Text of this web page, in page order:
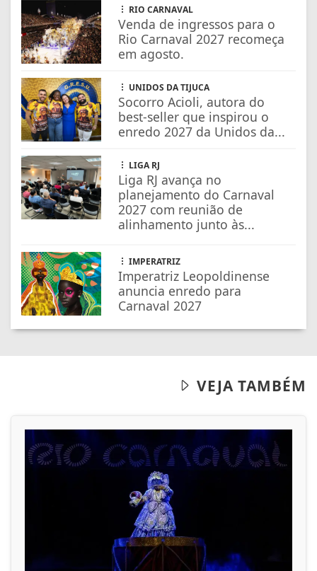
RIO CARNAVAL
Venda de ingressos para o
Rio Carnaval 2027 recomeça
em agosto.
UNIDOS DA TIJUCA
Socorro Acioli, autora do
best-seller que inspirou o
enredo 2027 da Unidos da...
LIGA RJ
Liga RJ avança no
planejamento do Carnaval
2027 com reunião de
alinhamento junto às...
IMPERATRIZ
Imperatriz Leopoldinense
anuncia enredo para
Carnaval 2027
VEJA TAMBÉM